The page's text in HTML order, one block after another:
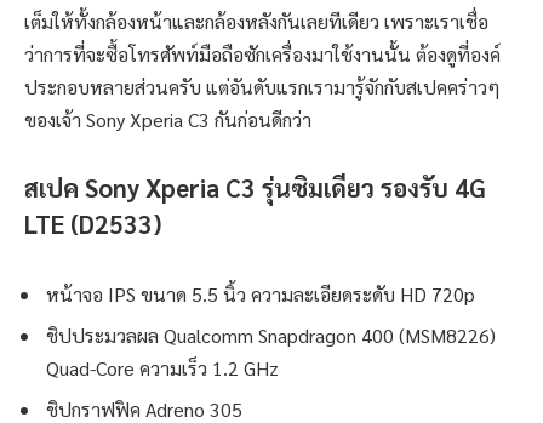
เต็มให้ทั้งกล้องหน้าและกล้องหลังกันเลยทีเดียว เพราะเราเชื่อ
ว่าการที่จะซื้อโทรศัพท์มือถือซักเครื่องมาใช้งานนั้น ต้องดูที่องค์
ประกอบหลายส่วนครับ แต่อันดับแรกเรามารู้จักกับสเปคคร่าวๆ
ของเจ้า Sony Xperia C3 กันก่อนดีกว่า
สเปค Sony Xperia C3 รุ่นซิมเดียว รองรับ 4G
LTE (D2533)
หน้าจอ IPS ขนาด 5.5 นิ้ว ความละเอียดระดับ HD 720p
ชิปประมวลผล Qualcomm Snapdragon 400 (MSM8226)
Quad-Core ความเร็ว 1.2 GHz
ชิปกราฟฟิค Adreno 305